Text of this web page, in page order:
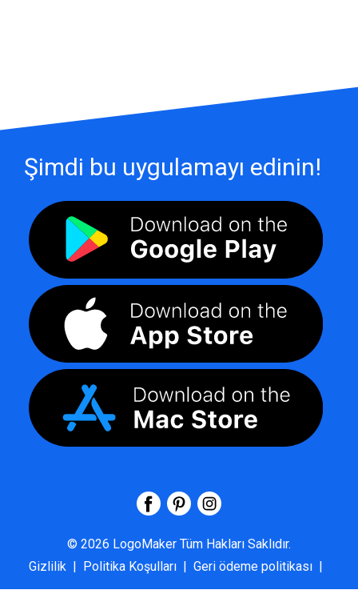
Şimdi bu uygulamayı edinin!
© 2026 LogoMaker Tüm Hakları Saklıdır.
Gizlilik | Politika Koşulları | Geri ödeme politikası |